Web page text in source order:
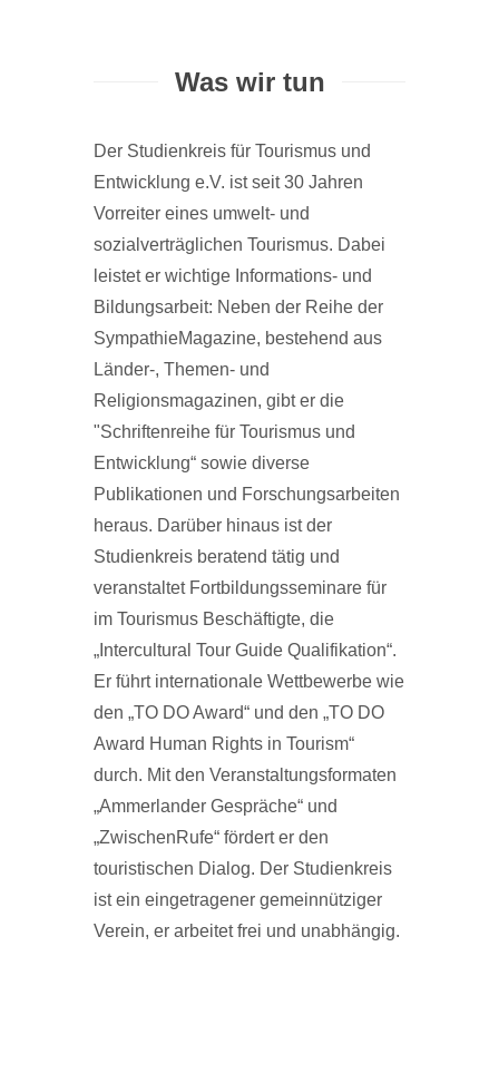
Was wir tun
Der Studienkreis für Tourismus und
Entwicklung e.V. ist seit 30 Jahren
Vorreiter eines umwelt- und
sozialverträglichen Tourismus. Dabei
leistet er wichtige Informations- und
Bildungsarbeit: Neben der Reihe der
SympathieMagazine, bestehend aus
Länder-, Themen- und
Religionsmagazinen, gibt er die
"Schriftenreihe für Tourismus und
Entwicklung“ sowie diverse
Publikationen und Forschungsarbeiten
heraus. Darüber hinaus ist der
Studienkreis beratend tätig und
veranstaltet Fortbildungsseminare für
im Tourismus Beschäftigte, die
„Intercultural Tour Guide Qualifikation“.
Er führt internationale Wettbewerbe wie
den „TO DO Award“ und den „TO DO
Award Human Rights in Tourism“
durch. Mit den Veranstaltungsformaten
„Ammerlander Gespräche“ und
„ZwischenRufe“ fördert er den
touristischen Dialog. Der Studienkreis
ist ein eingetragener gemeinnütziger
Verein, er arbeitet frei und unabhängig.